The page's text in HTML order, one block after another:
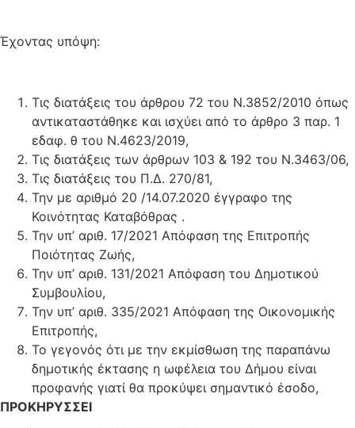
Έχοντας υπόψη:
Τις διατάξεις του άρθρου 72 του Ν.3852/2010 όπως
αντικαταστάθηκε και ισχύει από το άρθρο 3 παρ. 1
εδαφ. θ του Ν.4623/2019,
Τις διατάξεις των άρθρων 103 & 192 του Ν.3463/06,
Τις διατάξεις του Π.Δ. 270/81,
Την με αριθμό 20 /14.07.2020 έγγραφο της
Κοινότητας Καταβόθρας .
Την υπ’ αριθ. 17/2021 Απόφαση της Επιτροπής
Ποιότητας Ζωής,
Την υπ’ αριθ. 131/2021 Απόφαση του Δημοτικού
Συμβουλίου,
Την υπ’ αριθ. 335/2021 Απόφαση της Οικονομικής
Επιτροπής,
Το γεγονός ότι με την εκμίσθωση της παραπάνω
δημοτικής έκτασης η ωφέλεια του Δήμου είναι
προφανής γιατί θα προκύψει σημαντικό έσοδο,
ΠΡΟΚΗΡΥΣΣΕΙ